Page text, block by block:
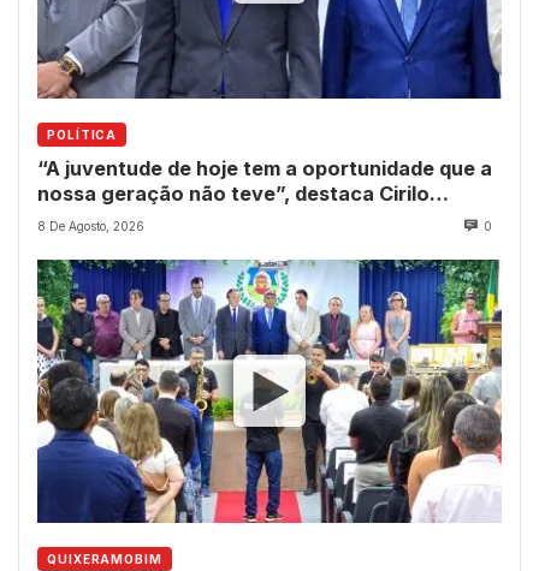
POLÍTICA
“A juventude de hoje tem a oportunidade que a
nossa geração não teve”, destaca Cirilo
Pimenta durante Sessão Solene
8 De Agosto, 2026 0
QUIXERAMOBIM